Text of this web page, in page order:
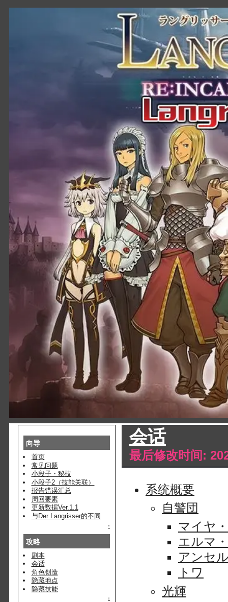
向导
首页
常见问题
小段子・秘技
小段子2（技能关联）
报告错误汇总
周回要素
更新数据Ver.1.1
与Der Langrisser的不同
↑
攻略
剧本
会话
角色创造
隐藏地点
隐藏技能
↑
会话
最后修改时间:
系统概要
自警団
マイヤ
エルマ
アンセ
トワ
光輝